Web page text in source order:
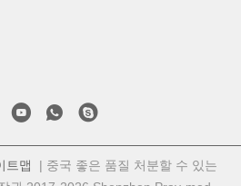
트맵
| 중국 좋은 품질 처분할 수 있는